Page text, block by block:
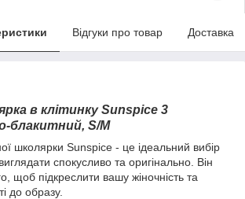
Відгуки про товар Доставка
в клітинку Sunspice 3
блакитний, S/M
школярки Sunspice - це ідеальний вибір
спокусливо та оригінально. Він
щоб підкреслити вашу жіночність та
до образу.